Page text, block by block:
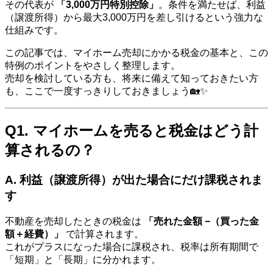
その代表が
「3,000万円特別控除」 。条件を満たせば、利益
（譲渡所得）から最大3,000万円を差し引けるという強力な
仕組みです。
この記事では、マイホーム売却にかかる税金の基本と、この
特例のポイントをやさしく整理します。
売却を検討している方も、将来に備えて知っておきたい方
も、ここで一度すっきりしておきましょう🏡✨
Q1. マイホームを売ると税金はどう計
算されるの？
A. 利益（譲渡所得）が出た場合にだけ課税されま
す
不動産を売却したときの税金は
「売れた金額 −（買った金
額＋経費）」
で計算されます。
これがプラスになった場合に課税され、税率は所有期間で
「短期」と「長期」に分かれます。